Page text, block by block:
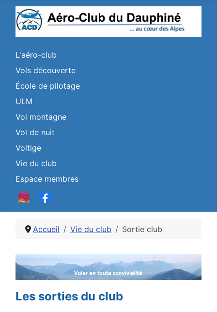
L'aéro-club
Vols découverte
École de pilotage
ULM
Vol montagne
Vol de nuit
Voltige
Vie du club
Espace membres
Accueil Vie du club Sortie club
Détails
Les sorties du club